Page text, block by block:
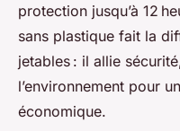
protection jusqu’à 12
sans plastique fait la
jetables : il allie
l’environnement pour
économique.